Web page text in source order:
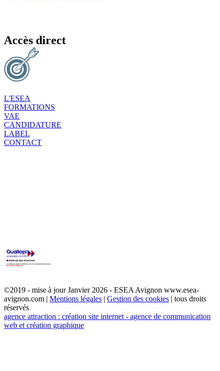
Accès direct
L'ESEA
FORMATIONS
VAE
CANDIDATURE
LABEL
CONTACT
©2019 - mise à jour Janvier 2026 - ESEA Avignon www.esea-
avignon.com | Mentions légales | Gestion des cookies | tous droits
réservés
agence attraction : création site internet - agence de communication
web et création graphique